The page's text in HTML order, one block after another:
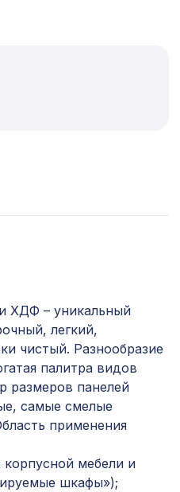
панель ДЕДАЛО,
2699 ₽
116 айсберг 102 ₽
панель ДЕДАЛО,
отделки
плита
ХДФ,
508 ₽
ХДФ – уникальный
легкий,
чистый. Разнообразие
палитра видов
размеров панелей
самые смелые
применения
мебели и
шкафы»);